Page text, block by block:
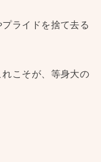
プライドを捨て去る
こそが、等身大の